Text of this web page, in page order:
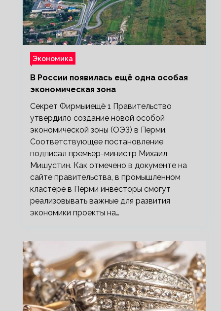
Экономика
В России появилась ещё одна особая
экономическая зона
Секрет Фирмыиещё 1 Правительство
утвердило создание новой особой
экономической зоны (ОЭЗ) в Перми.
Соответствующее постановление
подписал премьер-министр Михаил
Мишустин. Как отмечено в документе на
сайте правительства, в промышленном
кластере в Перми инвесторы смогут
реализовывать важные для развития
экономики проекты на…